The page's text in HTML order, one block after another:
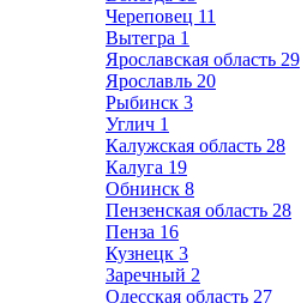
Череповец 11
Вытегра 1
Ярославская область 29
Ярославль 20
Рыбинск 3
Углич 1
Калужская область 28
Калуга 19
Обнинск 8
Пензенская область 28
Пенза 16
Кузнецк 3
Заречный 2
Одесская область 27